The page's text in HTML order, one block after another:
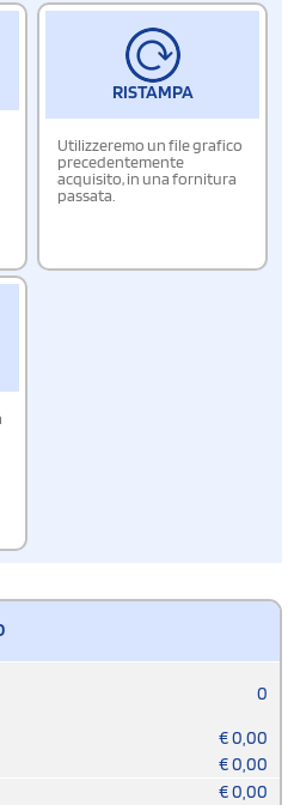
RISTAMPA
Utilizzeremo un file grafico
precedentemente
acquisito, in una fornitura
passata.
0
€0,00
€0,00
€0,00